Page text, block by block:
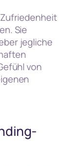
Sie
jegliche
von